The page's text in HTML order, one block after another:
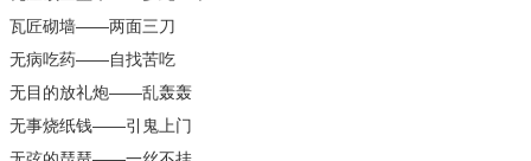
瓦匠砌墙——两面三刀
无病吃药——自找苦吃
无目的放礼炮——乱轰轰
无事烧纸钱——引鬼上门